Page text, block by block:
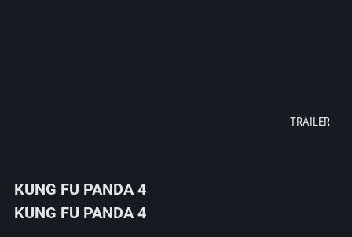
KUNG FU PANDA 4
KUNG FU PANDA 4